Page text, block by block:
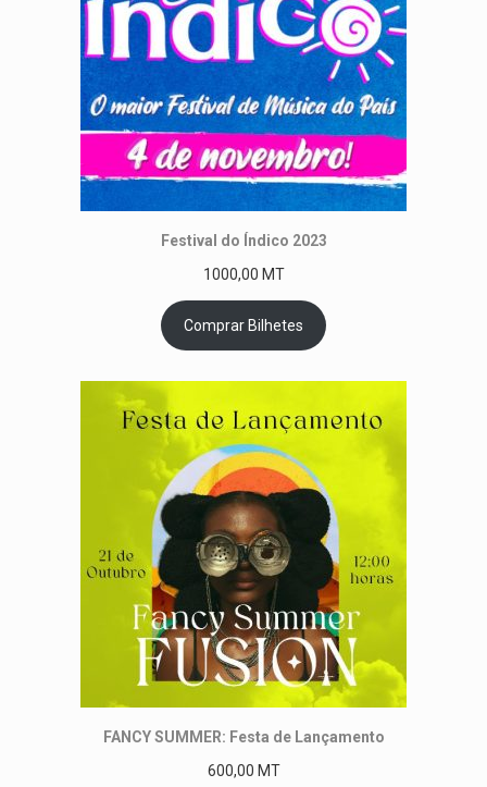
Festival do Índico 2023
1000,00 MT
Comprar Bilhetes
FANCY SUMMER: Festa de Lançamento
600,00 MT